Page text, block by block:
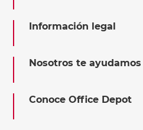
Información legal
Nosotros te ayudamos
Conoce Office Depot